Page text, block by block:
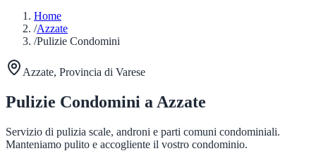
Home
/Azzate
/Pulizie Condomini
Azzate, Provincia di Varese
Pulizie Condomini a Azzate
Servizio di pulizia scale, androni e parti comuni condominiali.
Manteniamo pulito e accogliente il vostro condominio.